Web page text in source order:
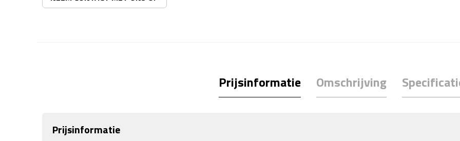
Prijsinformatie Omschrijving
Prijsinformatie